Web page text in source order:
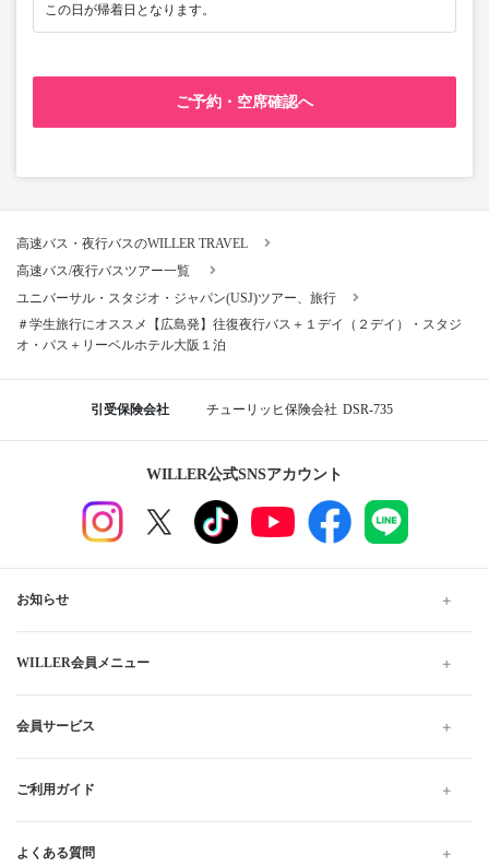
この日が帰着日となります。
ご予約・空席確認へ
高速バス・夜行バスのWILLER TRAVEL
高速バス/夜行バスツアー一覧
ユニバーサル・スタジオ・ジャパン(USJ)ツアー、旅行
＃学生旅行にオススメ【広島発】往復夜行バス＋１デイ（２デイ）・スタジ
オ・パス＋リーベルホテル大阪１泊
引受保険会社 チューリッヒ保険会社 DSR-735
WILLER公式SNSアカウント
お知らせ
WILLER会員メニュー
会員サービス
ご利用ガイド
よくある質問